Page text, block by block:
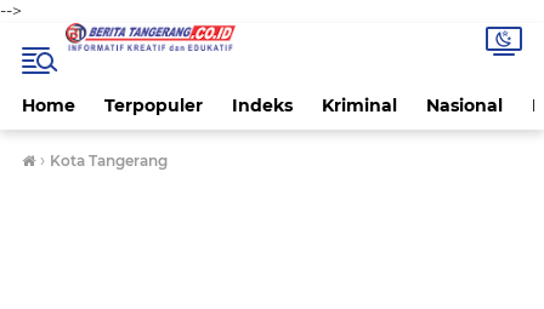
-->
Home Terpopuler Indeks Kriminal Nasional
› Kota Tangerang